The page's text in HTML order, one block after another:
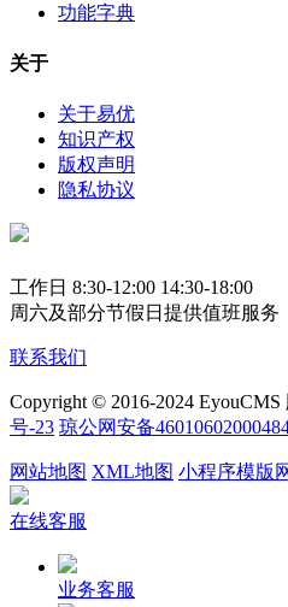
功能字典
关于
关于易优
知识产权
版权声明
隐私协议
工作日 8:30-12:00 14:30-18:00
周六及部分节假日提供值班服务
联系我们
Copyright © 2016-2024
号-23 琼公网安备
网站地图 XML地图 小程序模版
在线客服
业务客服